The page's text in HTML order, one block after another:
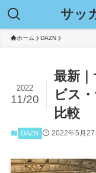
サッ
ホーム DAZN
最新
ビス
比較
2022
11/20
DAZN 2022年5月27